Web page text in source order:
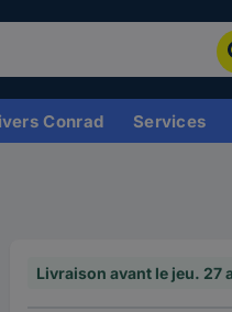
Conrad Services
Livraison avant le jeu. 27